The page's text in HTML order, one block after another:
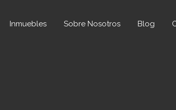
Inmuebles Sobre Nosotros
Inmuebles Sobre Nosotros Blog